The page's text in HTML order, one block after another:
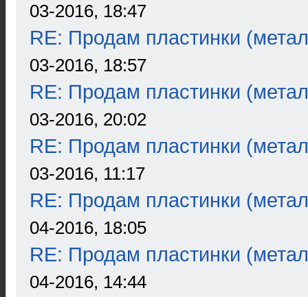
03-2016, 18:47
RE: Продам пластинки
03-2016, 18:57
RE: Продам пластинки
03-2016, 20:02
RE: Продам пластинки
03-2016, 11:17
RE: Продам пластинки
04-2016, 18:05
RE: Продам пластинки
04-2016, 14:44